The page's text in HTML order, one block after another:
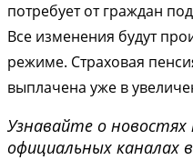
потребует от граждан
Все изменения будут
режиме. Страховая
выплачена уже в
Узнавайте о
официальных каналах в